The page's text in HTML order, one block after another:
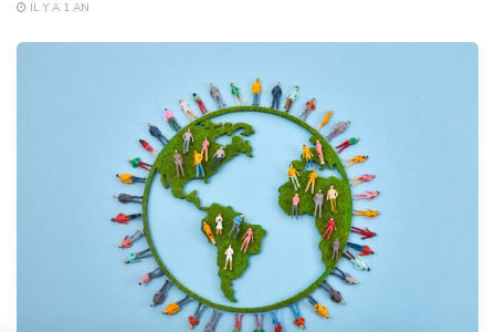
IL Y A 1 AN